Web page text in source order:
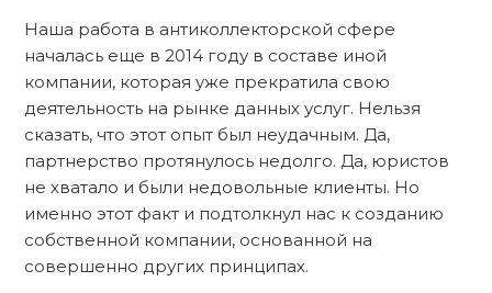
Наша работа в антиколлекторской сфере
началась еще в 2014 году в составе иной
компании, которая уже прекратила свою
деятельность на рынке данных услуг. Нельзя
сказать, что этот опыт был неудачным. Да,
партнерство протянулось недолго. Да, юристов
не хватало и были недовольные клиенты. Но
именно этот факт и подтолкнул нас к созданию
собственной компании, основанной на
совершенно других принципах.